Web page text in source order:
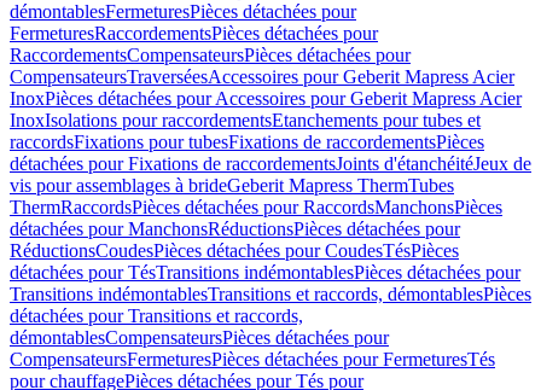
démontablesFermeturesPièces détachées pour
FermeturesRaccordementsPièces détachées pour
RaccordementsCompensateursPièces détachées pour
CompensateursTraverséesAccessoires pour Geberit Mapress Acier
InoxPièces détachées pour Accessoires pour Geberit Mapress Acier
InoxIsolations pour raccordementsEtanchements pour tubes et
raccordsFixations pour tubesFixations de raccordementsPièces
détachées pour Fixations de raccordementsJoints d'étanchéitéJeux de
vis pour assemblages à brideGeberit Mapress ThermTubes
ThermRaccordsPièces détachées pour RaccordsManchonsPièces
détachées pour ManchonsRéductionsPièces détachées pour
RéductionsCoudesPièces détachées pour CoudesTésPièces
détachées pour TésTransitions indémontablesPièces détachées pour
Transitions indémontablesTransitions et raccords, démontablesPièces
détachées pour Transitions et raccords,
démontablesCompensateursPièces détachées pour
CompensateursFermeturesPièces détachées pour FermeturesTés
pour chauffagePièces détachées pour Tés pour